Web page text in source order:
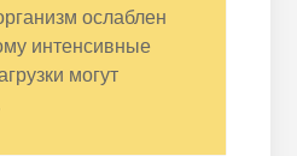
ослаблен
интенсивные
могут